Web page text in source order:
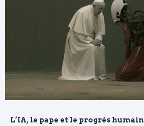
L’IA, le pape et le progrès humain